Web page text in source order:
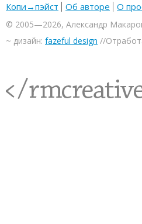
Копи→пэйст Об авторе О
© 2005—2026, Александр
~ дизайн: fazeful design //
<rmcreative/>